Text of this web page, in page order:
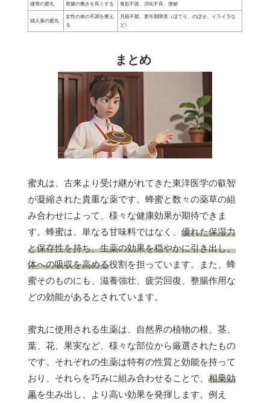
健胃の蜜丸 胃腸の働きを良くする 食欲不振、消化不良、便秘
婦人薬の蜜丸
女性の体の不調を整え
る
月経不順、更年期障害（ほてり、のぼせ、イライラな
ど）
まとめ
蜜丸は、古来より受け継がれてきた東洋医学の叡智
が凝縮された貴重な薬です。蜂蜜と数々の薬草の組
み合わせによって、様々な健康効果が期待できま
す。蜂蜜は、単なる甘味料ではなく、 優れた保湿力
と保存性を持ち、生薬の効果を穏やかに引き出し、
体への吸収を高める役割を担っています。また、蜂
蜜そのものにも、滋養強壮、疲労回復、整腸作用な
どの効能があるとされています。
蜜丸に使用される生薬は、自然界の植物の根、茎、
葉、花、果実など、様々な部位から厳選されたもの
です。それぞれの生薬は特有の性質と効能を持って
おり、それらを巧みに組み合わせることで、 相乗効
果を生み出し、より高い効果を発揮します。例え